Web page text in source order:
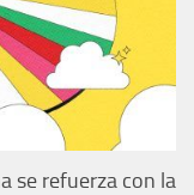
se refuerza con la